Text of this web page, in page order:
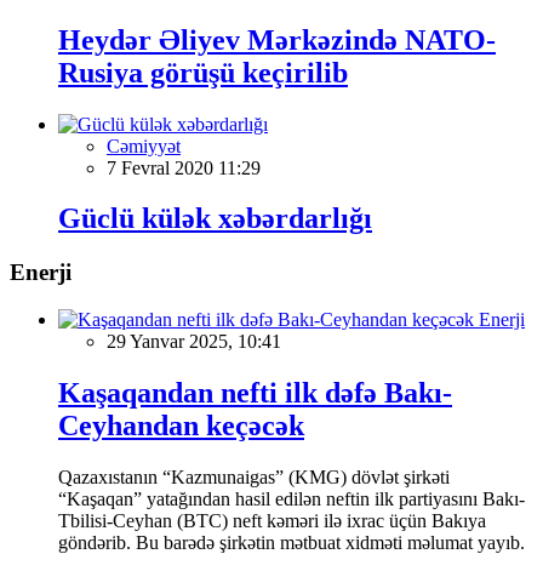
Heydər Əliyev Mərkəzində NATO-
Rusiya görüşü keçirilib
Cəmiyyət
7 Fevral 2020 11:29
Güclü külək xəbərdarlığı
Enerji
Enerji
29 Yanvar 2025, 10:41
Kaşaqandan nefti ilk dəfə Bakı-
Ceyhandan keçəcək
Qazaxıstanın “Kazmunaigas” (KMG) dövlət şirkəti
“Kaşaqan” yatağından hasil edilən neftin ilk partiyasını Bakı-
Tbilisi-Ceyhan (BTC) neft kəməri ilə ixrac üçün Bakıya
göndərib. Bu barədə şirkətin mətbuat xidməti məlumat yayıb.